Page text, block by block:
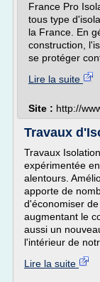
France Pro
tous type
la France. En
construction,
se protéger
Lire la suite
Site : http://
Travaux
Travaux
expérimentée
alentours.
apporte de
d'économiser
augmentant le
aussi un
l'intérieur de
Lire la suite